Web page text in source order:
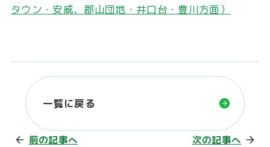
タウン・安威、郡山団地・井口台・豊川方面）
前の記事へ
一覧に戻る
次の記事へ